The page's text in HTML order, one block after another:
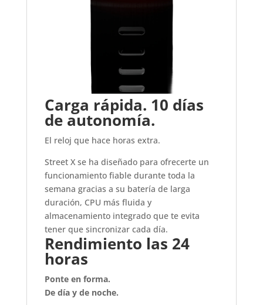
Carga rápida. 10 días
de autonomía.
El reloj que hace horas extra.
Street X se ha diseñado para ofrecerte un
funcionamiento fiable durante toda la
semana gracias a su batería de larga
duración, CPU más fluida y
almacenamiento integrado que te evita
tener que sincronizar cada día.
Rendimiento las 24
horas
Ponte en forma.
De día y de noche.